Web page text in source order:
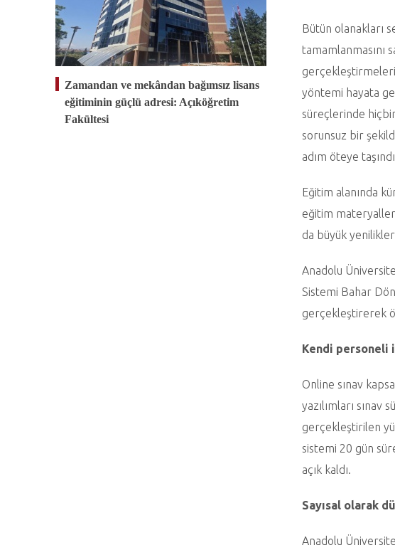
Bütün olanakları
tamamlanmasını
gerçekleştirmeleri
yöntemi hayata
süreçlerinde
sorunsuz bir
adım öteye
Eğitim alanında
eğitim
da büyük
Anadolu
Sistemi Bahar
gerçekleştirerek
Kendi personeli
Online sınav
yazılımları sınav
gerçekleştirilen
sistemi 20 gün
açık kaldı.
Sayısal olarak
Anadolu
Zamandan ve mekândan bağımsız lisans
eğitiminin güçlü adresi: Açıköğretim
Fakültesi